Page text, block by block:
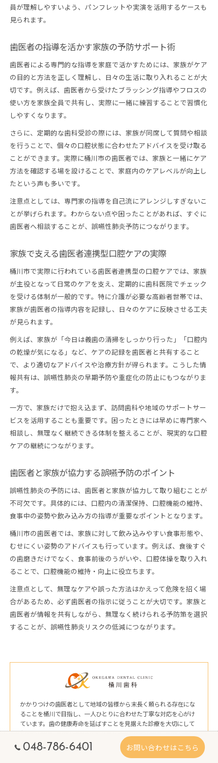
員が理解しやすいよう、パンフレットや実演を活用するケースも
見られます。
歯医者の指導を活かす家族の予防サポート術
歯医者による専門的な指導を家庭で活かすためには、家族がケア
の目的と方法を正しく理解し、日々の生活に取り入れることが大
切です。例えば、歯医者から受けたブラッシング指導やフロスの
使い方を家族全員で共有し、実際に一緒に練習することで習慣化
しやすくなります。
さらに、定期的な歯科受診の際には、家族が同席して質問や相談
を行うことで、個々の口腔状態に合わせたアドバイスを受け取る
ことができます。実際に桶川市の歯医者では、家族と一緒にケア
方法を確認する場を設けることで、家庭内のケアレベルが向上し
たという声も多いです。
注意点としては、専門家の指導を自己流にアレンジしすぎないこ
とが挙げられます。わからない点や困ったことがあれば、すぐに
歯医者へ相談することが、誤嚥性肺炎予防につながります。
家族で支える歯医者連携型口腔ケアの実際
桶川市で実際に行われている歯医者連携型の口腔ケアでは、家族
が主役となって日常のケアを支え、定期的に歯科医院でチェック
を受ける体制が一般的です。特に介護が必要な高齢者世帯では、
家族が歯医者の指導内容を記録し、日々のケアに反映させる工夫
が見られます。
例えば、家族が「今日は義歯の清掃をしっかり行った」「口腔内
の乾燥が気になる」など、ケアの記録を歯医者と共有すること
で、より適切なアドバイスや治療方針が得られます。こうした情
報共有は、誤嚥性肺炎の早期予防や重症化の防止にもつながりま
す。
一方で、家族だけで抱え込まず、訪問歯科や地域のサポートサー
ビスを活用することも重要です。困ったときには早めに専門家へ
相談し、無理なく継続できる体制を整えることが、現実的な口腔
ケアの継続につながります。
歯医者と家族が協力する誤嚥予防のポイント
誤嚥性肺炎の予防には、歯医者と家族が協力して取り組むことが
不可欠です。具体的には、口腔内の清潔保持、口腔機能の維持、
食事中の姿勢や飲み込み方の指導が重要なポイントとなります。
桶川市の歯医者では、家族に対して飲み込みやすい食事形態や、
むせにくい姿勢のアドバイスも行っています。例えば、食後すぐ
の歯磨きだけでなく、食事前後のうがいや、口腔体操を取り入れ
ることで、口腔機能の維持・向上に役立ちます。
注意点として、無理なケアや誤った方法はかえって危険を招く場
合があるため、必ず歯医者の指示に従うことが大切です。家族と
歯医者が情報を共有しながら、無理なく続けられる予防策を選択
することが、誤嚥性肺炎リスクの低減につながります。
かかりつけの歯医者として地域の皆様から末長く頼られる存在にな
ることを桶川で目指し、一人ひとりに合わせた丁寧な対応を心がけ
ています。歯の健康寿命を延ばすことを見据えた診療を大切にして
おります。
桶川歯科
048-786-6401 お問い合わせはこちら